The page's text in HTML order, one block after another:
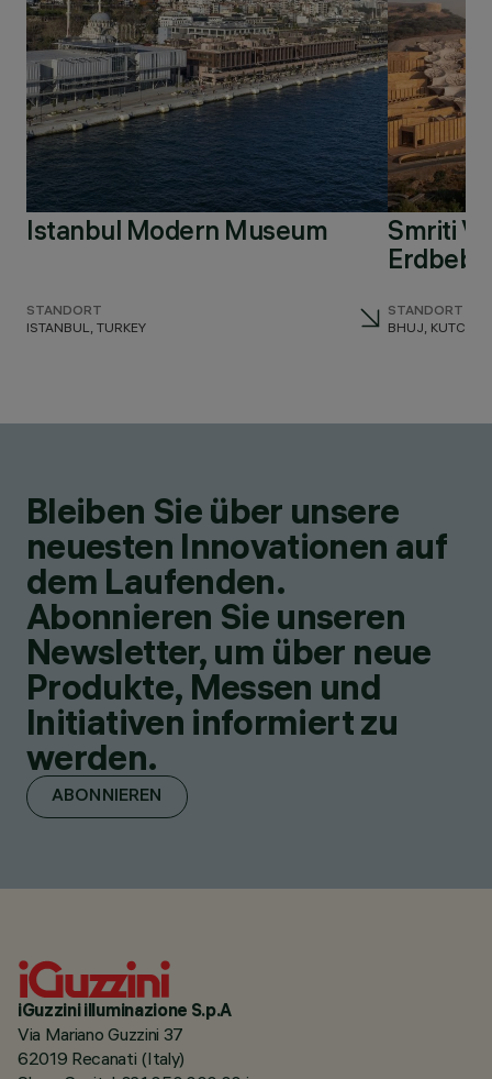
Istanbul Modern Museum
STANDORT
ISTANBUL, TURKEY
Smriti
STANDORT
BHUJ, KUTCH,
Bleiben Sie über unsere
neuesten Innovationen auf
dem Laufenden.
Abonnieren Sie unseren
Newsletter, um über neue
Produkte, Messen und
Initiativen informiert zu
werden.
ABONNIEREN
iGuzzini illuminazione S.p.A
Via Mariano Guzzini 37
62019 Recanati (Italy)